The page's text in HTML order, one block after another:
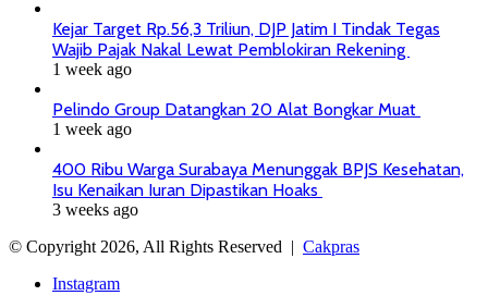
Kejar Target Rp.56,3 Triliun, DJP Jatim I Tindak Tegas
Wajib Pajak Nakal Lewat Pemblokiran Rekening
1 week ago
Pelindo Group Datangkan 20 Alat Bongkar Muat
1 week ago
400 Ribu Warga Surabaya Menunggak BPJS Kesehatan,
Isu Kenaikan Iuran Dipastikan Hoaks
3 weeks ago
© Copyright 2026, All Rights Reserved | Cakpras
Instagram